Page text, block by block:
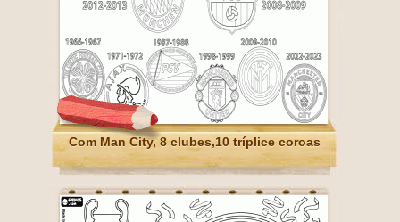
Com Man City, 8 clubes,10 tríplice coroas